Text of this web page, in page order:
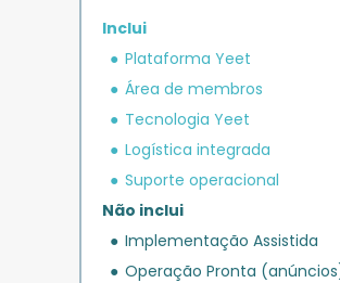
PLANO
IMPULSO
Parcele em até
12x de R$
Inclui
Plataforma Yeet
Área de membros
Tecnologia Yeet
Logística integrada
Suporte operacional
Não inclui
Implementação Assistida
Operação Pronta
Bônus
+ R$ 5.000
Yeet
Benefício